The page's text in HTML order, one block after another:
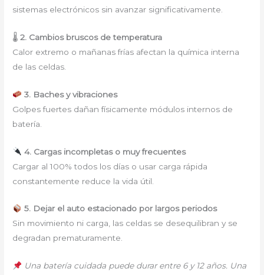
sistemas electrónicos sin avanzar significativamente.
🌡2. Cambios bruscos de temperatura
Calor extremo o mañanas frías afectan la química interna
de las celdas.
3. Baches y vibraciones
Golpes fuertes dañan físicamente módulos internos de
batería.
4. Cargas incompletas o muy frecuentes
Cargar al 100% todos los días o usar carga rápida
constantemente reduce la vida útil.
5. Dejar el auto estacionado por largos periodos
Sin movimiento ni carga, las celdas se desequilibran y se
degradan prematuramente.
Una batería cuidada puede durar entre 6 y 12 años. Una